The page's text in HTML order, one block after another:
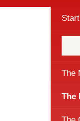
The
The